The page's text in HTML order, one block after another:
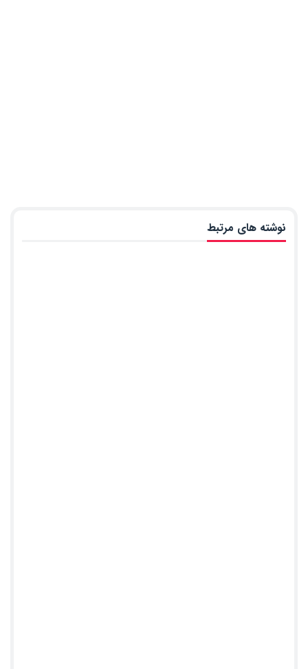
نوشته های مرتبط